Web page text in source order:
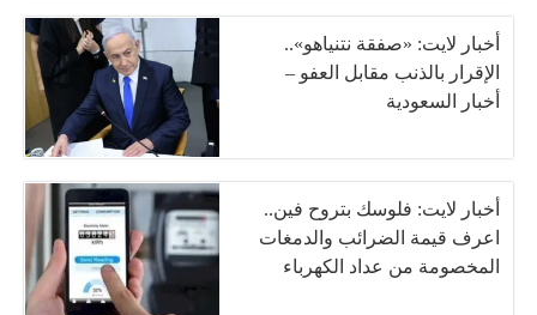
أخبار لايت: «صفقة نتنياهو»..
الإقرار بالذنب مقابل العفو –
أخبار السعودية
أخبار لايت: فلوسك بتروح فين..
اعرف قيمة الضرائب والدمغات
المخصومة من عداد الكهرباء